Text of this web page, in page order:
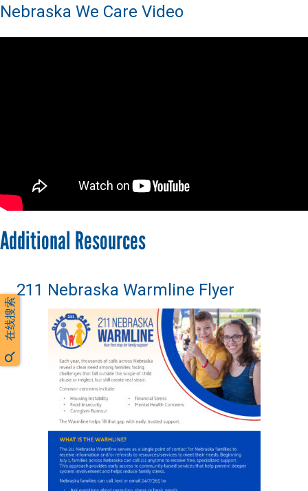
Nebraska We Care Video
Additional Resources
211 Nebraska Warmline Flyer
在线搜索